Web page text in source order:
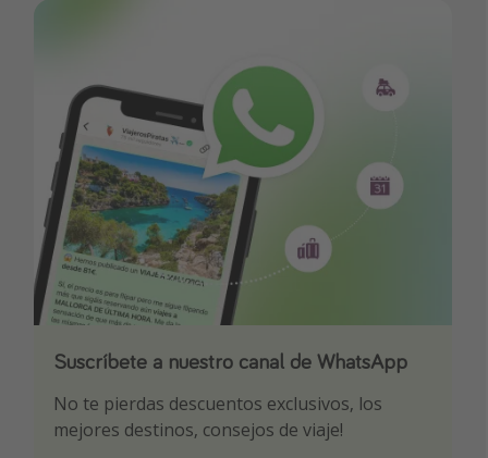
Suscríbete a nuestro canal de WhatsApp
No te pierdas descuentos exclusivos, los
mejores destinos, consejos de viaje!
Descarga nuestra app
Sé el primero en reservar nuestros chollazos
¡Suscríbete a nuestro canal de Telegram!
¡Recibe las mejores ofertas seleccionadas para
ti por nuestros expertos en viajes